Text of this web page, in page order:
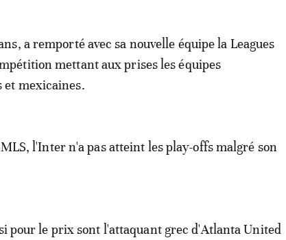
a remporté avec sa nouvelle équipe la Leagues
mettant aux prises les équipes
et mexicaines.
l'Inter n'a pas atteint les play-offs malgré son
pour le prix sont l'attaquant grec d'Atlanta United